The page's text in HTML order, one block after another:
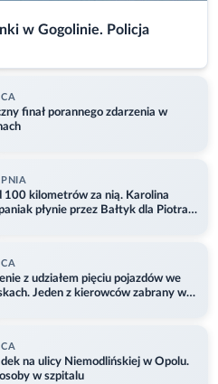
w Gogolinie. Policja
finał porannego zdarzenia w
100 kilometrów za nią. Karolina
płynie przez Bałtyk dla Piotra.
z udziałem pięciu pojazdów we
Jeden z kierowców zabrany w
na ulicy Niemodlińskiej w Opolu.
w szpitalu